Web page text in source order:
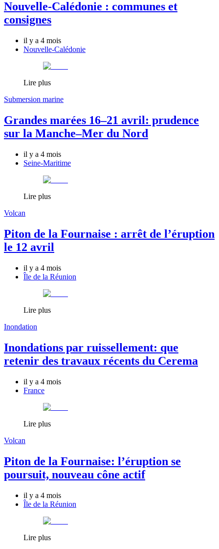
Nouvelle-Calédonie : communes et
consignes
il y a 4 mois
Nouvelle-Calédonie
Lire plus
Submersion marine
Grandes marées 16–21 avril: prudence
sur la Manche–Mer du Nord
il y a 4 mois
Seine-Maritime
Lire plus
Volcan
Piton de la Fournaise : arrêt de l’éruption
le 12 avril
il y a 4 mois
Île de la Réunion
Lire plus
Inondation
Inondations par ruissellement: que
retenir des travaux récents du Cerema
il y a 4 mois
France
Lire plus
Volcan
Piton de la Fournaise: l’éruption se
poursuit, nouveau cône actif
il y a 4 mois
Île de la Réunion
Lire plus